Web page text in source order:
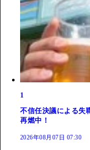
1
不信任決議による失
再燃中！
2026年08月07日 07:30